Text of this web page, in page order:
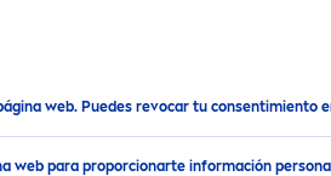
web. Puedes revocar tu consentimiento
web para proporcionarte información